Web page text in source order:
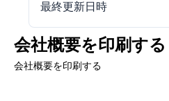
最終更新日時
会社概要を印刷する
会社概要を印刷する